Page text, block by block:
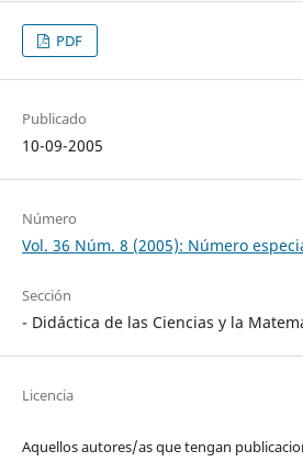
PDF
Publicado
10-09-2005
Número
Vol. 36 Núm. 8 (2005): Número
Sección
- Didáctica de las Ciencias y la
Licencia
Aquellos autores/as que tengan